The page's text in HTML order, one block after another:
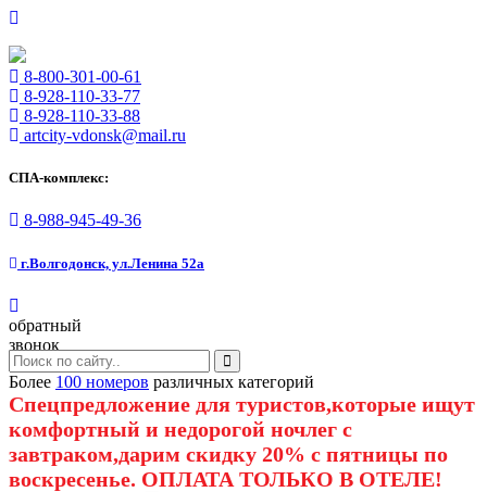
8-800-301-00-61
8-928-110-33-77
8-928-110-33-88
artcity-vdonsk@mail.ru
СПА-комплекс:
8-988-945-49-36
г.Волгодонск, ул.Ленина 52а
обратный
звонок
Более 100 номеров различных категорий
Спецпредложение для туристов,которые ищут
комфортный и недорогой ночлег с
завтраком,дарим скидку 20% с пятницы по
воскресенье. ОПЛАТА ТОЛЬКО В ОТЕЛЕ!